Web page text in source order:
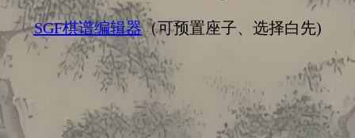
SGF棋谱编辑器（可预置座子、选择白先)